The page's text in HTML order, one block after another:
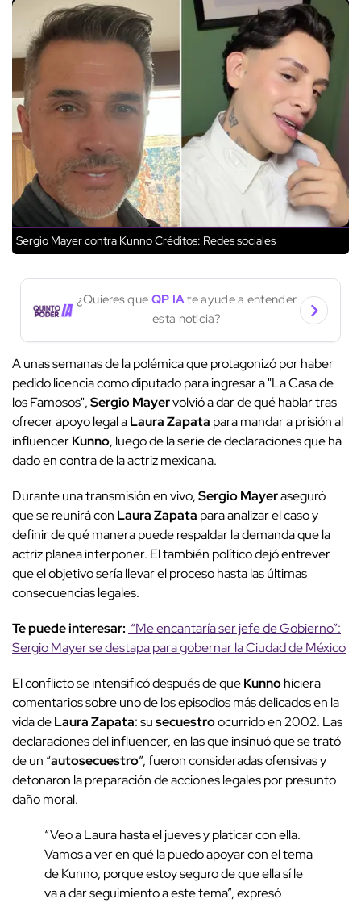
Sergio Mayer contra KunnoCréditos: Redes sociales
¿Quieres que QP IAte ayude a entender
esta noticia?
A unas semanas de la polémica que protagonizó por haber
pedido licencia como diputado para ingresar a "La Casa de
los Famosos",Sergio Mayervolvió a dar de qué hablar tras
ofrecer apoyo legal aLaura Zapata para mandar a prisión al
influencerKunno, luego de la serie de declaraciones que ha
dado en contra de la actriz mexicana.
Durante una transmisión en vivo,Sergio Mayeraseguró
que se reunirá con Laura Zapata para analizar el caso y
definir de qué manera puede respaldar la demanda que la
actriz planea interponer. El también político dejó entrever
que el objetivo sería llevar el proceso hasta las últimas
consecuencias legales.
Te puede interesar: “Me encantaría ser jefe de Gobierno”:
Sergio Mayer se destapa para gobernar la Ciudad de México
El conflicto se intensificó después de queKunnohiciera
comentarios sobre uno de los episodios más delicados en la
vida deLaura Zapata: susecuestroocurrido en 2002. Las
declaraciones del influencer, en las que insinuó que se trató
de un “autosecuestro”, fueron consideradas ofensivas y
detonaron la preparación de acciones legales por presunto
daño moral.
“Veo a Laura hasta el jueves y platicar con ella.
Vamos a ver en qué la puedo apoyar con el tema
de Kunno, porque estoy seguro de que ella sí le
va a dar seguimiento a este tema”, expresó